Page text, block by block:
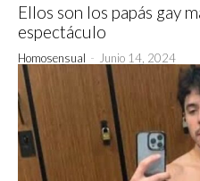
Ellos son los papás gay
espectáculo
Homosensual - Junio 14, 2024